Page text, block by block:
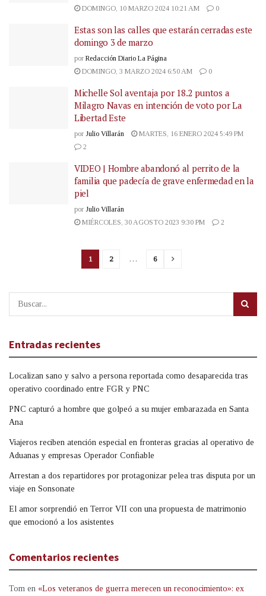
DOMINGO, 10 MARZO 2024 10:21 AM
0
Estas son las calles que estarán cerradas este
domingo 3 de marzo
por Redacción Diario La Página
DOMINGO, 3 MARZO 2024 6:50 AM
0
Michelle Sol aventaja por 18.2 puntos a
Milagro Navas en intención de voto por La
Libertad Este
por Julio Villarán
MARTES, 16 ENERO 2024 5:49 PM
2
VIDEO | Hombre abandonó al perrito de la
familia que padecía de grave enfermedad en la
piel
por Julio Villarán
MIÉRCOLES, 30 AGOSTO 2023 9:30 PM
2
1 2 … 6
Entradas recientes
Localizan sano y salvo a persona reportada como desaparecida tras
operativo coordinado entre FGR y PNC
PNC capturó a hombre que golpeó a su mujer embarazada en Santa
Ana
Viajeros reciben atención especial en fronteras gracias al operativo de
Aduanas y empresas Operador Confiable
Arrestan a dos repartidores por protagonizar pelea tras disputa por un
viaje en Sonsonate
El amor sorprendió en Terror VII con una propuesta de matrimonio
que emocionó a los asistentes
Comentarios recientes
Tom en «Los veteranos de guerra merecen un reconocimiento»: ex